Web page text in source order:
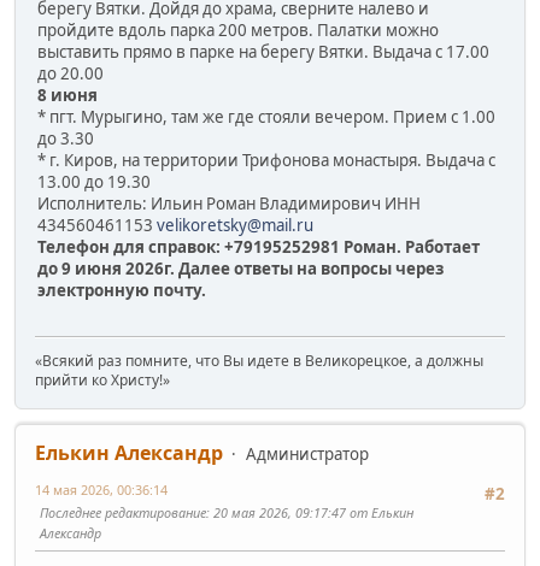
берегу Вятки. Дойдя до храма, сверните налево и
пройдите вдоль парка 200 метров. Палатки можно
выставить прямо в парке на берегу Вятки. Выдача с 17.00
до 20.00
8 июня
* пгт. Мурыгино, там же где стояли вечером. Прием с 1.00
до 3.30
* г. Киров, на территории Трифонова монастыря. Выдача с
13.00 до 19.30
Исполнитель: Ильин Роман Владимирович ИНН
434560461153 velikoretsky@mail.ru
Телефон для справок: +79195252981 Роман. Работает
до 9 июня 2026г. Далее ответы на вопросы через
электронную почту.
«Всякий раз помните, что Вы идете в Великорецкое, а должны
прийти ко Христу!»
Елькин Александр
Администратор
#2
14 мая 2026, 00:36:14
Последнее редактирование: 20 мая 2026, 09:17:47 от Елькин
Александр